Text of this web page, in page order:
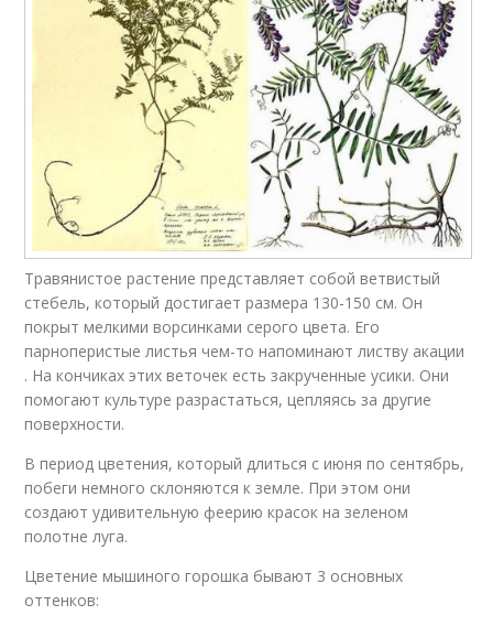
Травянистое растение представляет собой ветвистый
стебель, который достигает размера 130-150 см. Он
покрыт мелкими ворсинками серого цвета. Его
парноперистые листья чем-то напоминают листву акации
. На кончиках этих веточек есть закрученные усики. Они
помогают культуре разрастаться, цепляясь за другие
поверхности.
В период цветения, который длиться с июня по сентябрь,
побеги немного склоняются к земле. При этом они
создают удивительную феерию красок на зеленом
полотне луга.
Цветение мышиного горошка бывают 3 основных
оттенков: